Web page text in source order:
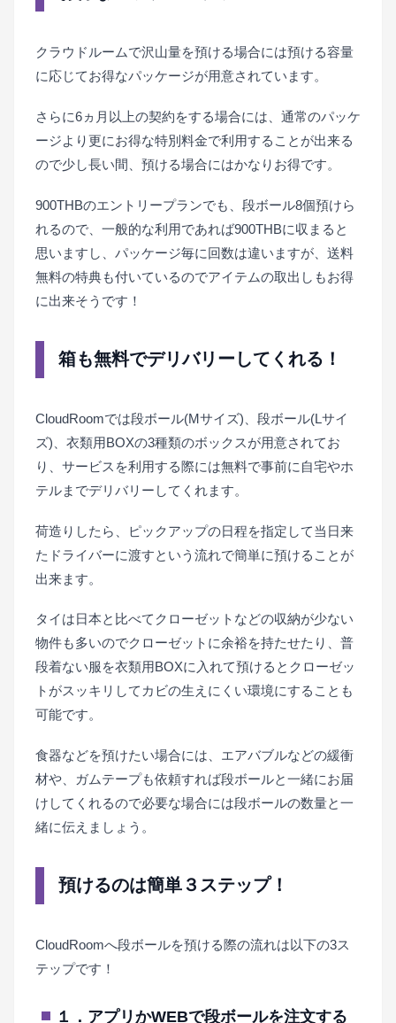
クラウドルームで沢山量を預ける場合には預ける容量
に応じてお得なパッケージが用意されています。
さらに6ヵ月以上の契約をする場合には、通常のパッケ
ージより更にお得な特別料金で利用することが出来る
ので少し長い間、預ける場合にはかなりお得です。
900THBのエントリープランでも、段ボール8個預けら
れるので、一般的な利用であれば900THBに収まると
思いますし、パッケージ毎に回数は違いますが、送料
無料の特典も付いているのでアイテムの取出しもお得
に出来そうです！
箱も無料でデリバリーしてくれる！
CloudRoomでは段ボール(Mサイズ)、段ボール(Lサイ
ズ)、衣類用BOXの3種類のボックスが用意されてお
り、サービスを利用する際には無料で事前に自宅やホ
テルまでデリバリーしてくれます。
荷造りしたら、ピックアップの日程を指定して当日来
たドライバーに渡すという流れで簡単に預けることが
出来ます。
タイは日本と比べてクローゼットなどの収納が少ない
物件も多いのでクローゼットに余裕を持たせたり、普
段着ない服を衣類用BOXに入れて預けるとクローゼッ
トがスッキリしてカビの生えにくい環境にすることも
可能です。
食器などを預けたい場合には、エアバブルなどの緩衝
材や、ガムテープも依頼すれば段ボールと一緒にお届
けしてくれるので必要な場合には段ボールの数量と一
緒に伝えましょう。
預けるのは簡単３ステップ！
CloudRoomへ段ボールを預ける際の流れは以下の3ス
テップです！
１．アプリかWEBで段ボールを注文する